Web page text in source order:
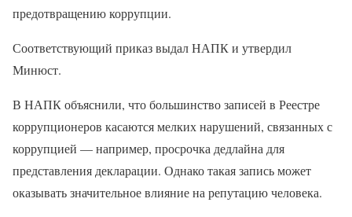
предотвращению коррупции.
Соответствующий приказ выдал НАПК и утвердил
Минюст.
В НАПК объяснили, что большинство записей в Реестре
коррупционеров касаются мелких нарушений, связанных с
коррупцией — например, просрочка дедлайна для
представления декларации. Однако такая запись может
оказывать значительное влияние на репутацию человека.